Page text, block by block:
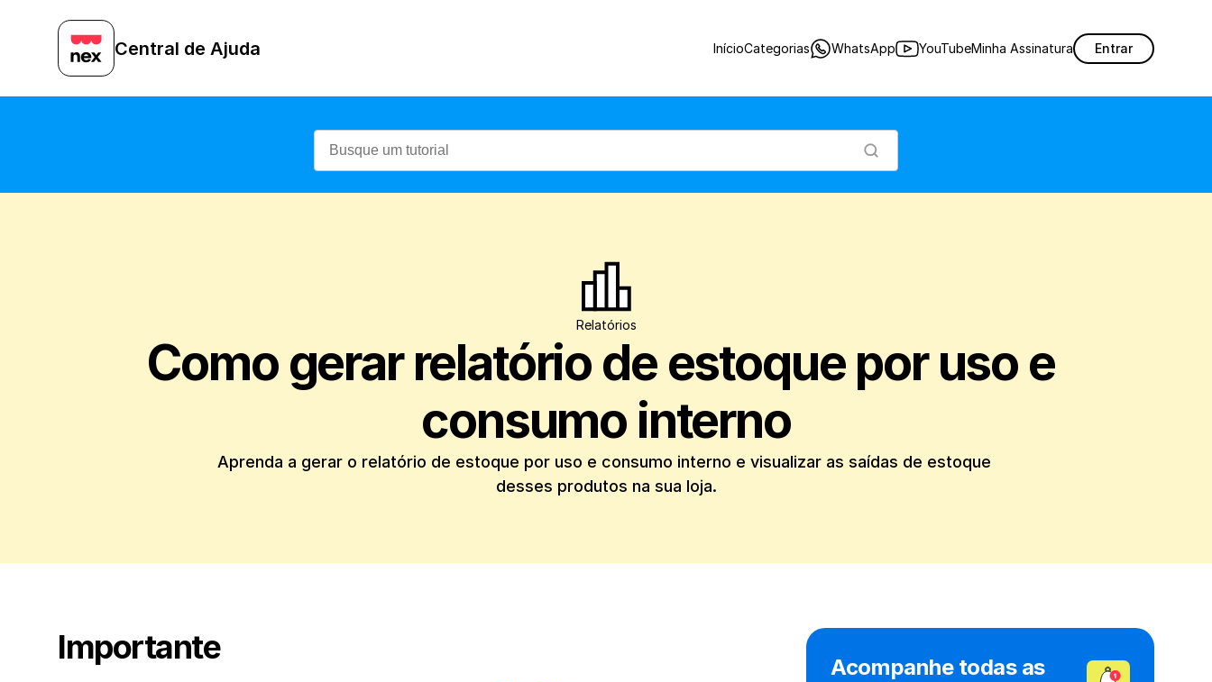
Central de Ajuda InícioCategorias WhatsApp YouTubeMinha Assinatura Entrar
Relatórios
Como gerar relatório de estoque por uso e
consumo interno
Aprenda a gerar o relatório de estoque por uso e consumo interno e visualizar as saídas de estoque
Importante
Acompanhe todas as